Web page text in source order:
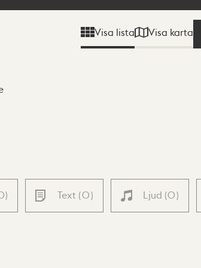
Visa lista Visa karta
) Text (0) Ljud (0)